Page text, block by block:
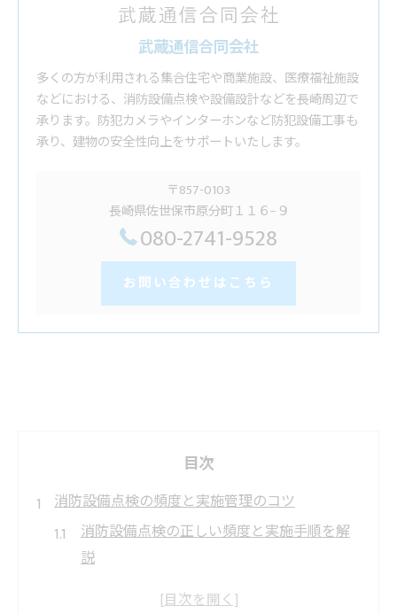
武蔵通信合同会社
多くの方が利用される集合住宅や商業施設、医療福祉施設
などにおける、消防設備点検や設備設計などを長崎周辺で
承ります。防犯カメラやインターホンなど防犯設備工事も
承り、建物の安全性向上をサポートいたします。
〒857-0103
長崎県佐世保市原分町１１６−９
080-2741-9528
お問い合わせはこちら
目次
消防設備点検の頻度と実施管理のコツ
消防設備点検の正しい頻度と実施手順を解
説
消防設備点検の義務と年間スケジュール管